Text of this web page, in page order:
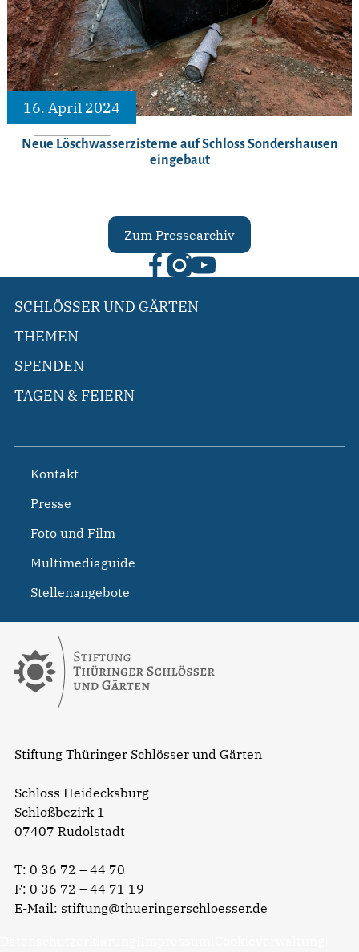
16. April 2024
Neue Löschwasserzisterne auf Schloss Sondershausen
eingebaut
Zum Pressearchiv
Stiftung Thüringer Schlösser und Gärten
Schloss Heidecksburg
Schloßbezirk 1
07407 Rudolstadt
T: 0 36 72 – 44 70
F: 0 36 72 – 44 71 19
E-Mail: stiftung@thueringerschloesser.de
SCHLÖSSER UND GÄRTEN
THEMEN
SPENDEN
TAGEN & FEIERN
Kontakt
Presse
Foto und Film
Multimediaguide
Stellenangebote